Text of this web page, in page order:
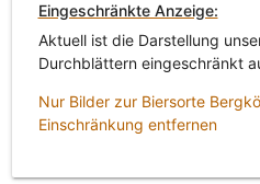
Eingeschränkte Anzeige:
Aktuell ist die Darstellung
Durchblättern eingeschränkt
Nur Bilder zur Biersorte
Einschränkung entfernen